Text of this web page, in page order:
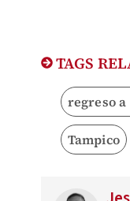
TAGS
regreso a
Tampico